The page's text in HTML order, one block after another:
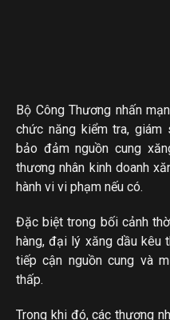
Bộ Công Thương nhấn
chức năng kiểm tra, giám
bảo đảm nguồn cung
thương nhân kinh doanh
hành vi vi phạm nếu có.
Đặc biệt trong bối cảnh
hàng, đại lý xăng dầu kêu
tiếp cận nguồn cung và
thấp.
Trong khi đó, các thương